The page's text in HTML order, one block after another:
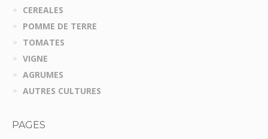
CEREALES
POMME DE TERRE
TOMATES
VIGNE
AGRUMES
AUTRES CULTURES
PAGES